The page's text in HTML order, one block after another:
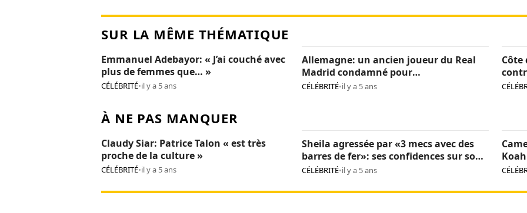
SUR LA MÊME THÉMATIQUE
Emmanuel Adebayor: « J’ai couché avec
plus de femmes que… »
CÉLÉBRITÉ•il y a 5 ans
Allemagne: un ancien joueur du Real
Madrid condamné pour
pédopornographie
CÉLÉBRITÉ•il y a 5 ans
Côte
À NE PAS MANQUER
Claudy Siar: Patrice Talon « est très
proche de la culture »
CÉLÉBRITÉ•il y a 5 ans
Sheila agressée par «3 mecs avec des
barres de fer»: ses confidences sur son
calvaire
CÉLÉBRITÉ•il y a 5 ans